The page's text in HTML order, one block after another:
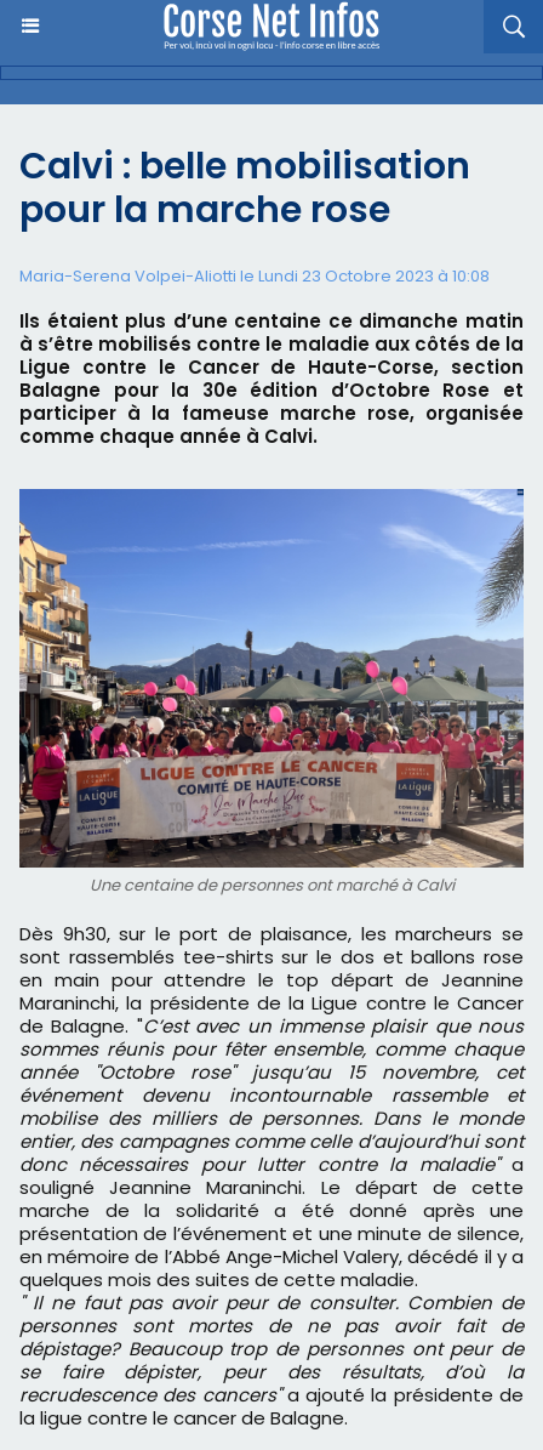
Calvi : belle mobilisation
pour la marche rose
Maria-Serena Volpei-Aliotti le Lundi 23 Octobre 2023 à 10:08
Ils étaient plus d’une centaine ce dimanche matin
à s’être mobilisés contre le maladie aux côtés de la
Ligue contre le Cancer de Haute-Corse, section
Balagne pour la 30e édition d’Octobre Rose et
participer à la fameuse marche rose, organisée
comme chaque année à Calvi.
Une centaine de personnes ont marché à Calvi
Dès 9h30, sur le port de plaisance, les marcheurs se
sont rassemblés tee-shirts sur le dos et ballons rose
en main pour attendre le top départ de Jeannine
Maraninchi, la présidente de la Ligue contre le Cancer
de Balagne. "C’est avec un immense plaisir que nous
sommes réunis pour fêter ensemble, comme chaque
année "Octobre rose" jusqu’au 15 novembre, cet
événement devenu incontournable rassemble et
mobilise des milliers de personnes. Dans le monde
entier, des campagnes comme celle d’aujourd’hui sont
donc nécessaires pour lutter contre la maladie" a
souligné Jeannine Maraninchi. Le départ de cette
marche de la solidarité a été donné après une
présentation de l’événement et une minute de silence,
en mémoire de l’Abbé Ange-Michel Valery, décédé il y a
quelques mois des suites de cette maladie.
" Il ne faut pas avoir peur de consulter. Combien de
personnes sont mortes de ne pas avoir fait de
dépistage? Beaucoup trop de personnes ont peur de
se faire dépister, peur des résultats, d’où la
recrudescence des cancers"a ajouté la présidente de
la ligue contre le cancer de Balagne.